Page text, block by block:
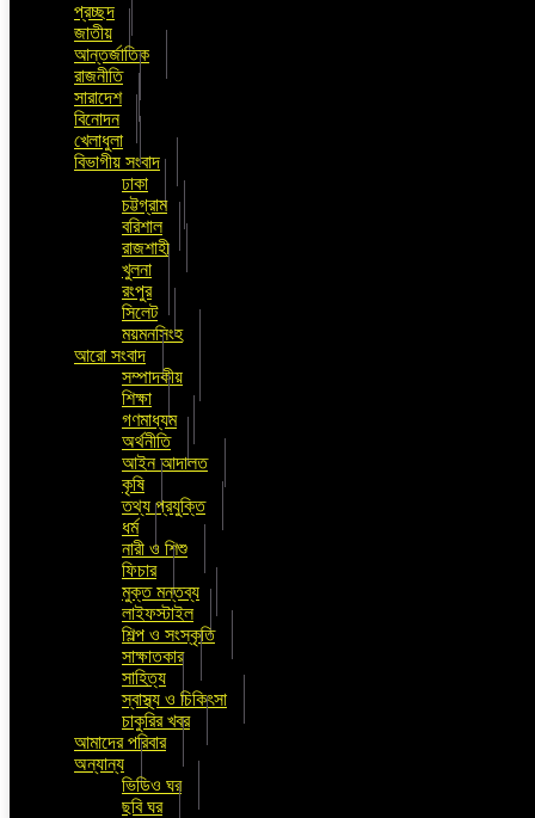
প্রচ্ছদ
জাতীয়
আন্তর্জাতিক
রাজনীতি
সারাদেশ
বিনোদন
খেলাধুলা
বিভাগীয় সংবাদ
ঢাকা
চট্টগ্রাম
বরিশাল
রাজশাহী
খুলনা
রংপুর
সিলেট
ময়মনসিংহ
আরো সংবাদ
সম্পাদকীয়
শিক্ষা
গণমাধ্যম
অর্থনীতি
আইন আদালত
কৃষি
তথ্য প্রযুক্তি
ধর্ম
নারী ও শিশু
ফিচার
মুক্ত মন্তব্য
লাইফস্টাইল
শিল্প ও সংস্কৃতি
সাক্ষাতকার
সাহিত্য
স্বাস্থ্য ও চিকিৎসা
চাকুরির খবর
আমাদের পরিবার
অন্যান্য
ভিডিও ঘর
ছবি ঘর